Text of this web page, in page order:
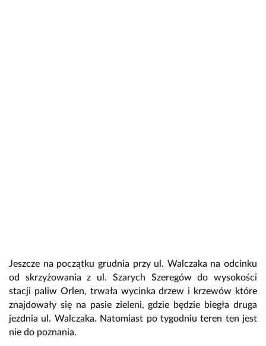
Jeszcze na początku grudnia przy ul. Walczaka na odcinku
od skrzyżowania z ul. Szarych Szeregów do wysokości
stacji paliw Orlen, trwała wycinka drzew i krzewów które
znajdowały się na pasie zieleni, gdzie będzie biegła druga
jezdnia ul. Walczaka. Natomiast po tygodniu teren ten jest
nie do poznania.